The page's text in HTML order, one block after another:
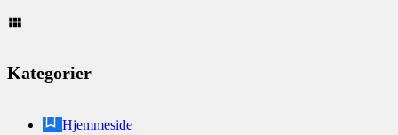
Kategorier
Hjemmeside